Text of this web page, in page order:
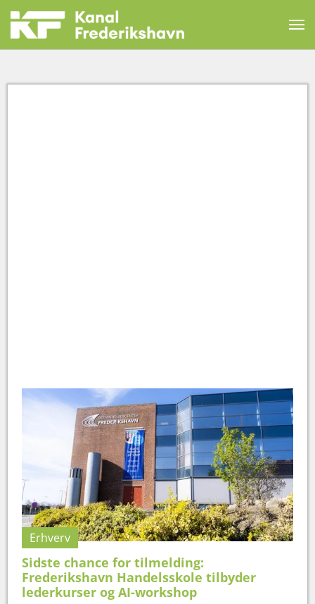
Erhverv
Sidste chance for tilmelding:
Frederikshavn Handelsskole tilbyder
lederkurser og AI-workshop